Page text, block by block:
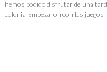
hemos podido disfrutar de una
colonia empezaron con los juegos